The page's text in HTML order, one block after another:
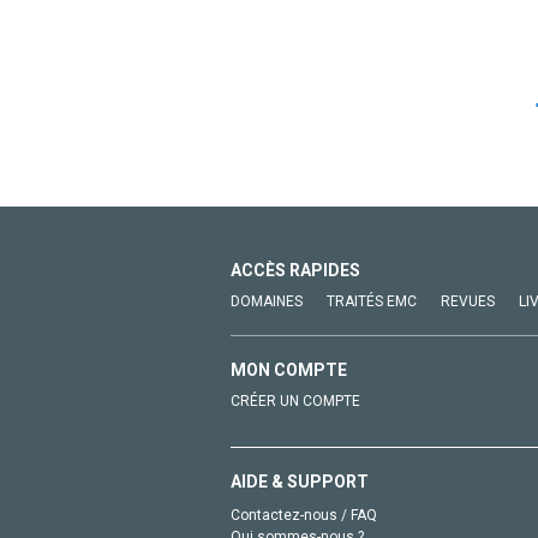
ACCÈS RAPIDES
DOMAINES TRAITÉS EMC REVUES
MON COMPTE
CRÉER UN COMPTE
AIDE & SUPPORT
Contactez-nous / FAQ